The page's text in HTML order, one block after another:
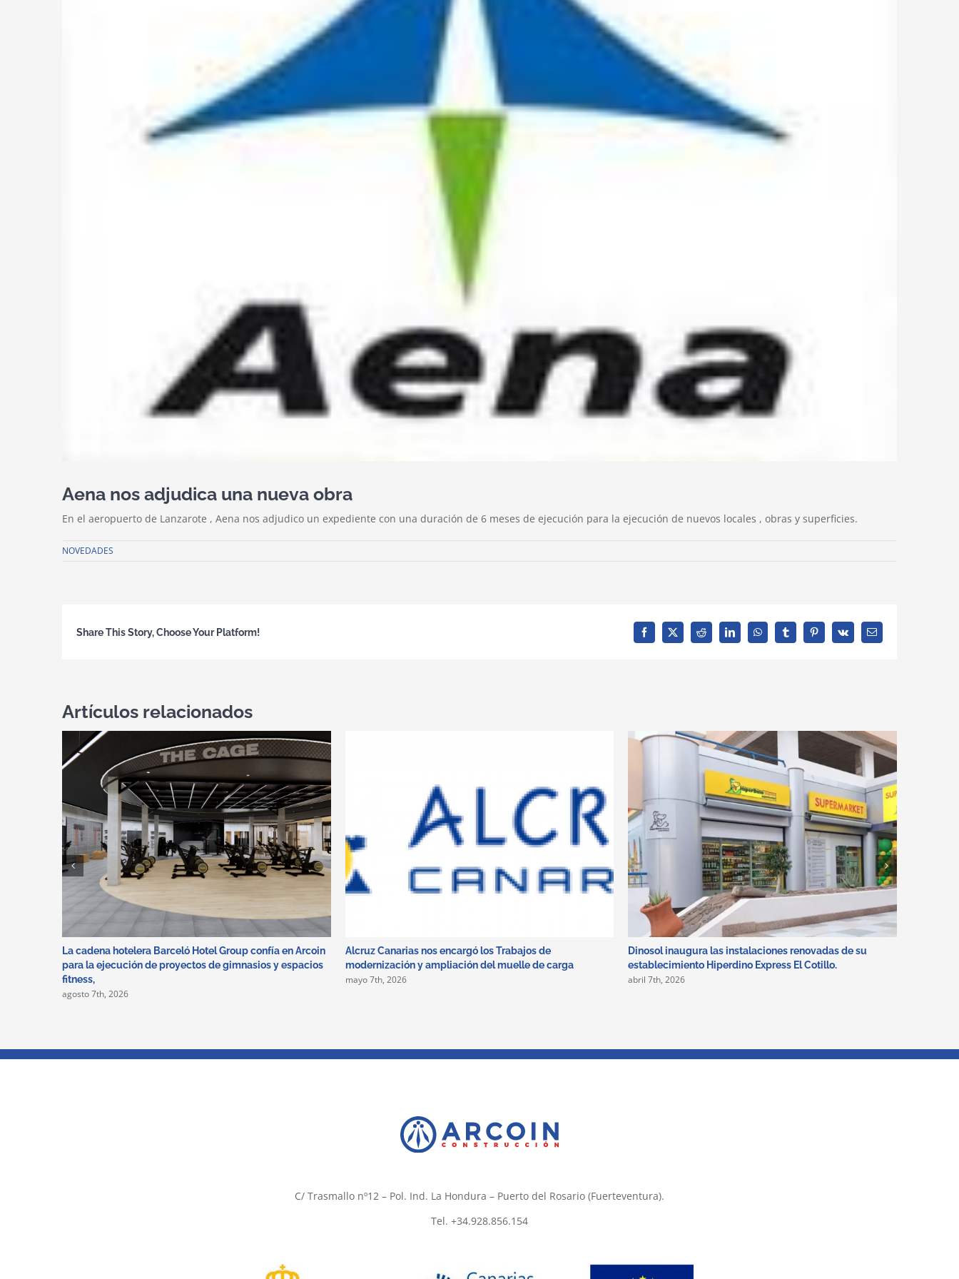
Aena nos adjudica una nueva obra
En el aeropuerto de Lanzarote , Aena nos adjudico un expediente con una duración de 6 meses de ejecución para la ejecución de nuevos locales , obras y superficies.
NOVEDADES
Share This Story, Choose Your Platform! Facebook
X Reddit LinkedInWhatsAppTumblrPinterest
Vk
Correo
electrónico
Artículos relacionados
La cadena hotelera Barceló Hotel Group confía en Arcoin
para la ejecución de proyectos de gimnasios y espacios
fitness,
agosto 7th, 2026
Alcruz Canarias nos encargó los Trabajos de
modernización y ampliación del muelle de carga
mayo 7th, 2026
Dinosol inaugura las instalaciones renovadas de su
establecimiento Hiperdino Express El Cotillo.
abril 7th, 2026
C/ Trasmallo nº12 – Pol. Ind. La Hondura – Puerto del Rosario (Fuerteventura).
Tel. +34.928.856.154